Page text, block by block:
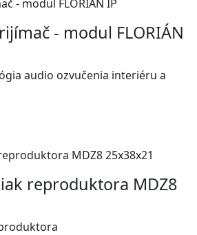
- modul FLORIÁN
audio ozvučenia interiéru a
reproduktora MDZ8